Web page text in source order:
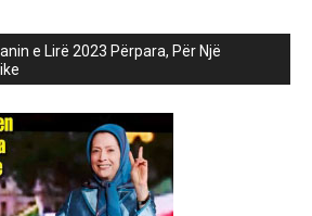
e Lirë 2023 Përpara, Për Një